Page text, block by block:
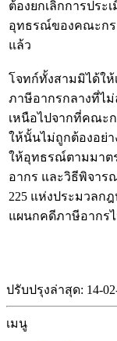
ต้องยกเลิกการประ
อุทธรณ์ของคณะก
แล้ว
โจทก์ทั้งสามมิได้ใ
ภาษีอากรกลางที่ไ
เหนือไปจากที่คณะ
ให้นั้นไม่ถูกต้องอย่
ให้อุทธรณ์ตามมาต
อากร และวิธีพิจาร
225 แห่งประมวลก
แผนกคดีภาษีอากร
ปรับปรุงล่าสุด: 14-
เมนู